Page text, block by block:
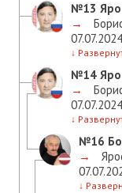
№13
→
07.07.2024
↓
№14
→
07.07.2024
↓
№16
→
↓